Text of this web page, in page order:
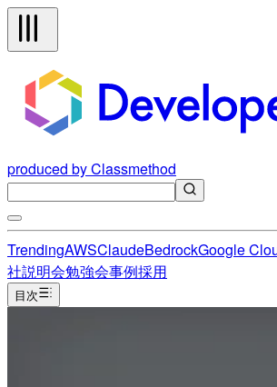
produced by Classmethod
TrendingAWSClaudeBedrockGoogle
社説明会勉強会事例採用
目次